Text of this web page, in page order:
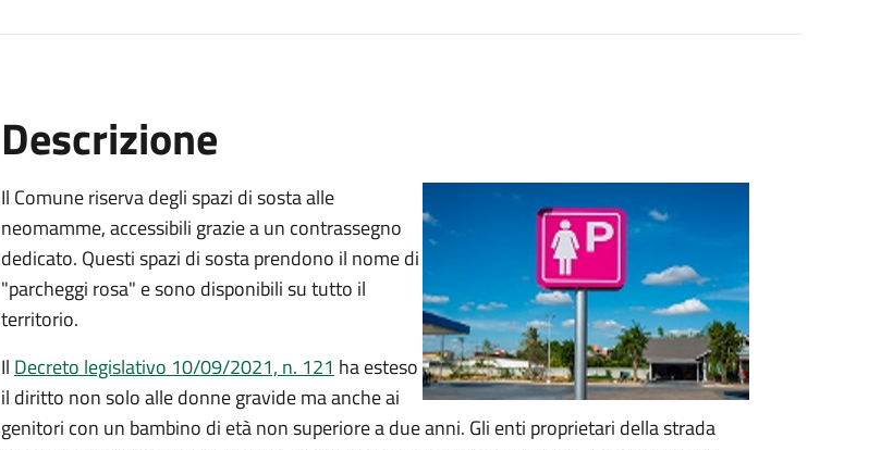
Descrizione
Il Comune riserva degli spazi di sosta alle
neomamme, accessibili grazie a un contrassegno
dedicato. Questi spazi di sosta prendono il nome di
"parcheggi rosa" e sono disponibili su tutto il
territorio.
Il Decreto legislativo 10/09/2021, n. 121 ha esteso
il diritto non solo alle donne gravide ma anche ai
genitori con un bambino di età non superiore a due anni. Gli enti proprietari della strada